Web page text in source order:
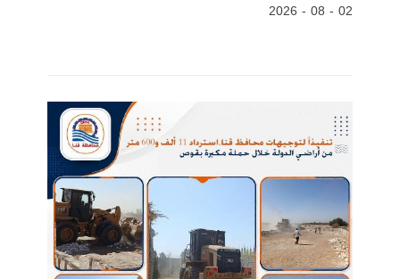
02 - 08 - 2026